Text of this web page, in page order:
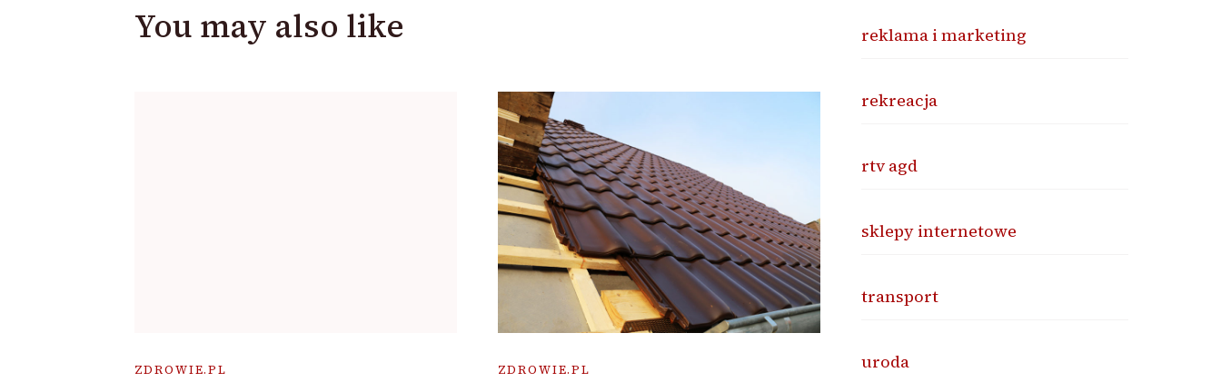
You may also like
ZDROWIE.PL ZDROWIE.PL
reklama i marketing
rekreacja
rtv agd
sklepy internetowe
transport
uroda